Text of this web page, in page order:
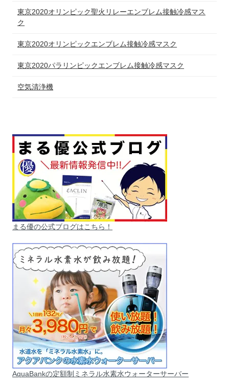
東京2020オリンピック聖火リレーエンブレム接触冷感マス
ク
東京2020オリンピックエンブレム接触冷感マスク
東京2020パラリンピックエンブレム接触冷感マスク
空気清浄機
まる優の公式ブログはこちら！
AquaBankの定額制ミネラル水素水ウォーターサーバー